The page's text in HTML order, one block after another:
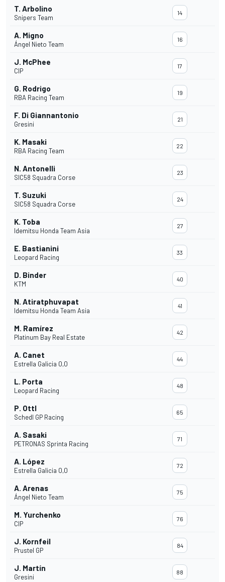
T. Arbolino
Snipers Team
14
A. Migno
Ángel Nieto Team
16
J. McPhee
CIP
17
G. Rodrigo
RBA Racing Team
19
F. Di Giannantonio
Gresini
21
K. Masaki
RBA Racing Team
22
N. Antonelli
SIC58 Squadra Corse
23
T. Suzuki
SIC58 Squadra Corse
24
K. Toba
Idemitsu Honda Team Asia
27
E. Bastianini
Leopard Racing
33
D. Binder
KTM
40
N. Atiratphuvapat
Idemitsu Honda Team Asia
41
M. Ramírez
Platinum Bay Real Estate
42
A. Canet
Estrella Galicia 0,0
44
L. Porta
Leopard Racing
48
P. Ottl
Schedl GP Racing
65
A. Sasaki
PETRONAS Sprinta Racing
71
A. López
Estrella Galicia 0,0
72
A. Arenas
Ángel Nieto Team
75
M. Yurchenko
CIP
76
J. Kornfeil
Prustel GP
84
J. Martín
Gresini
88